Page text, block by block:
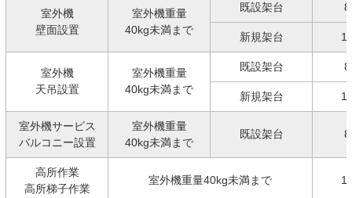
室外機
壁面設置
室外機重量
40kg未満まで
既設架台
新規架台
室外機
天吊設置
室外機重量
40kg未満まで
既設架台
新規架台
室外機サービス
バルコニー設置
室外機重量
40kg未満まで
既設架台
高所作業
高所梯子作業
室外機重量40kg未満まで